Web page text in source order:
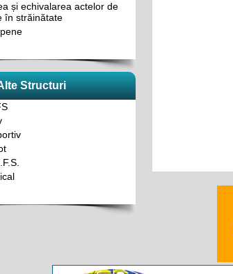
și echivalarea actelor de
în străinătate
Structuri